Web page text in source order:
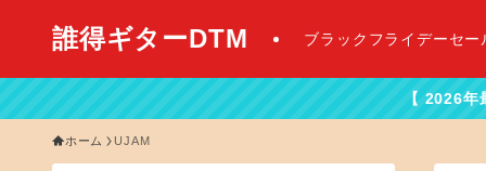
誰得ギターDTM ブラックフライデーセー
【 2026年最新DTMセール情
ホーム UJAM